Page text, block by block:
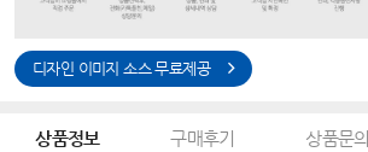
디자인 이미지 소스 무료제공
상품정보 구매후기 상품문의